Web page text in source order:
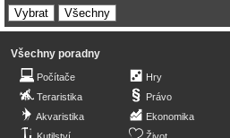
Všechny poradny
Počítače
Teraristika
Akvaristika
Hry
Právo
Ekonomika